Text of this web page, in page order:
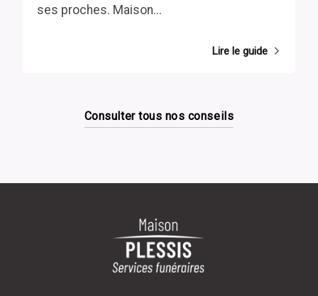
ses proches. Maison...
Lire le guide
Consulter tous nos conseils